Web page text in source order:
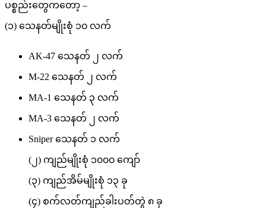
ပစ္စည်းတွေကတော့ –
(၁) သေနတ်မျိုးစုံ ၁၀ လက်
AK-47 သေနတ် ၂ လက်
M-22 သေနတ် ၂ လက်
MA-1 သေနတ် ၃ လက်
MA-3 သေနတ် ၂ လက်
Sniper သေနတ် ၁ လက်
(၂) ကျည်မျိုးစုံ ၁၀၀၀ ကျော်
(၃) ကျည်အိမ်မျိုးစုံ ၁၃ ခု
(၄) စက်လတ်ကျည်ခါးပတ်တွဲ ၈ ခု